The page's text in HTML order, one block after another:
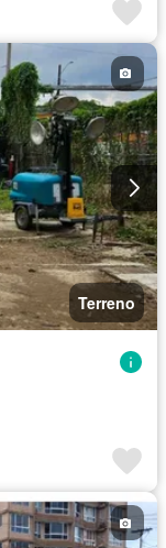
Terreno